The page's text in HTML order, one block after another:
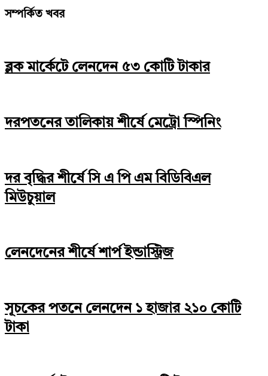
Copy
সম্পর্কিত খবর
ব্লক মার্কেটে লেনদেন ৫৩ কোটি টাকার
দরপতনের তালিকায় শীর্ষে মেট্রো স্পিনিং
দর বৃদ্ধির শীর্ষে সি এ পি এম বিডিবিএল
মিউচুয়াল
লেনদেনের শীর্ষে শার্প ইন্ডাস্ট্রিজ
সূচকের পতনে লেনদেন ১ হাজার ২১০ কোটি
টাকা